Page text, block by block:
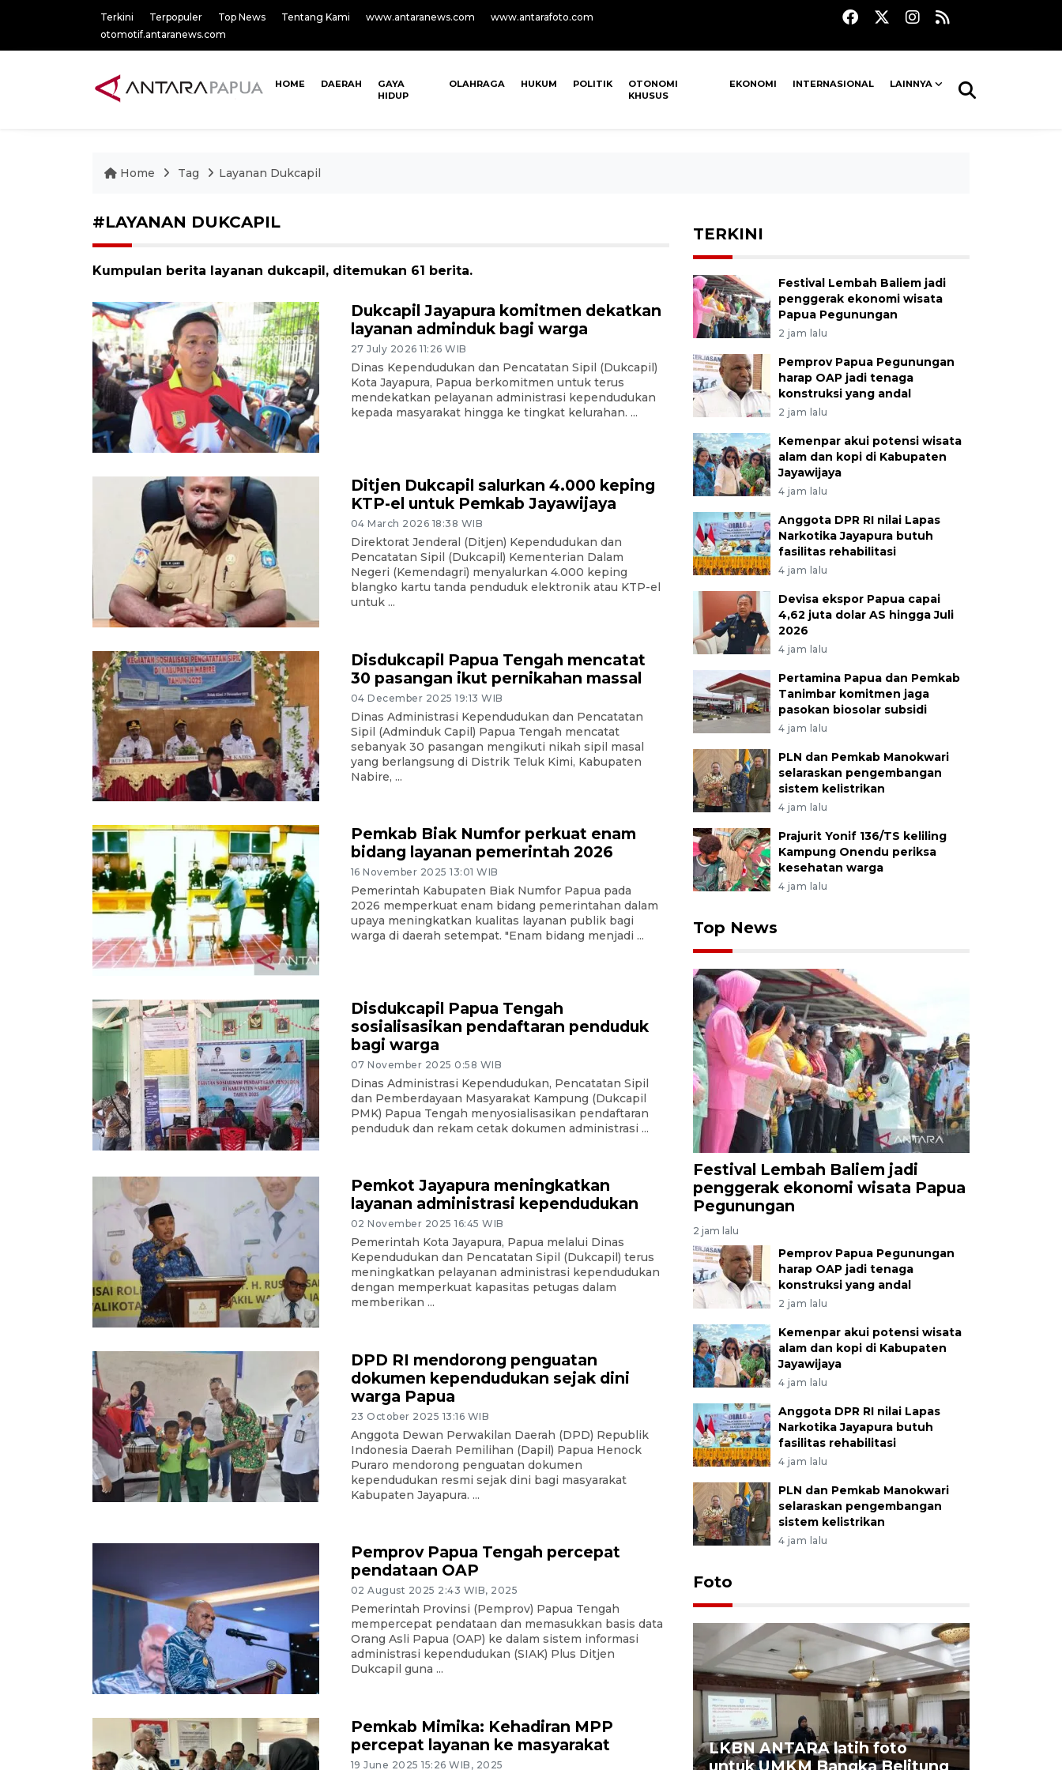
Terkini Terpopuler Top News Tentang Kami www.antaranews.com
www.antarafoto.com
otomotif.antaranews.com
HOME DAERAH
GAYA
HIDUP
OLAHRAGA HUKUM POLITIK
OTONOMI
KHUSUS
EKONOMI INTERNASIONAL LAINNYA
Home Tag Layanan Dukcapil
#LAYANAN DUKCAPIL
Kumpulan berita layanan dukcapil, ditemukan 61 berita.
Dukcapil Jayapura komitmen dekatkan
layanan adminduk bagi warga
27 July 2026 11:26 WIB
Dinas Kependudukan dan Pencatatan Sipil (Dukcapil)
Kota Jayapura, Papua berkomitmen untuk terus
mendekatkan pelayanan administrasi kependudukan
kepada masyarakat hingga ke tingkat kelurahan. ...
Ditjen Dukcapil salurkan 4.000 keping
KTP-el untuk Pemkab Jayawijaya
04 March 2026 18:38 WIB
Direktorat Jenderal (Ditjen) Kependudukan dan
Pencatatan Sipil (Dukcapil) Kementerian Dalam
Negeri (Kemendagri) menyalurkan 4.000 keping
blangko kartu tanda penduduk elektronik atau KTP-el
untuk ...
Disdukcapil Papua Tengah mencatat
30 pasangan ikut pernikahan massal
04 December 2025 19:13 WIB
Dinas Administrasi Kependudukan dan Pencatatan
Sipil (Adminduk Capil) Papua Tengah mencatat
sebanyak 30 pasangan mengikuti nikah sipil masal
yang berlangsung di Distrik Teluk Kimi, Kabupaten
Nabire, ...
Pemkab Biak Numfor perkuat enam
bidang layanan pemerintah 2026
16 November 2025 13:01 WIB
Pemerintah Kabupaten Biak Numfor Papua pada
2026 memperkuat enam bidang pemerintahan dalam
upaya meningkatkan kualitas layanan publik bagi
warga di daerah setempat. "Enam bidang menjadi ...
Disdukcapil Papua Tengah
sosialisasikan pendaftaran penduduk
bagi warga
07 November 2025 0:58 WIB
Dinas Administrasi Kependudukan, Pencatatan Sipil
dan Pemberdayaan Masyarakat Kampung (Dukcapil
PMK) Papua Tengah menyosialisasikan pendaftaran
penduduk dan rekam cetak dokumen administrasi ...
Pemkot Jayapura meningkatkan
layanan administrasi kependudukan
02 November 2025 16:45 WIB
Pemerintah Kota Jayapura, Papua melalui Dinas
Kependudukan dan Pencatatan Sipil (Dukcapil) terus
meningkatkan pelayanan administrasi kependudukan
dengan memperkuat kapasitas petugas dalam
memberikan ...
DPD RI mendorong penguatan
dokumen kependudukan sejak dini
warga Papua
23 October 2025 13:16 WIB
Anggota Dewan Perwakilan Daerah (DPD) Republik
Indonesia Daerah Pemilihan (Dapil) Papua Henock
Puraro mendorong penguatan dokumen
kependudukan resmi sejak dini bagi masyarakat
Kabupaten Jayapura. ...
Pemprov Papua Tengah percepat
pendataan OAP
02 August 2025 2:43 WIB, 2025
Pemerintah Provinsi (Pemprov) Papua Tengah
mempercepat pendataan dan memasukkan basis data
Orang Asli Papua (OAP) ke dalam sistem informasi
administrasi kependudukan (SIAK) Plus Ditjen
Dukcapil guna ...
Pemkab Mimika: Kehadiran MPP
percepat layanan ke masyarakat
19 June 2025 15:26 WIB, 2025
TERKINI
Festival Lembah Baliem jadi
penggerak ekonomi wisata
Papua Pegunungan
2 jam lalu
Pemprov Papua Pegunungan
harap OAP jadi tenaga
konstruksi yang andal
2 jam lalu
Kemenpar akui potensi wisata
alam dan kopi di Kabupaten
Jayawijaya
4 jam lalu
Anggota DPR RI nilai Lapas
Narkotika Jayapura butuh
fasilitas rehabilitasi
4 jam lalu
Devisa ekspor Papua capai
4,62 juta dolar AS hingga Juli
2026
4 jam lalu
Pertamina Papua dan Pemkab
Tanimbar komitmen jaga
pasokan biosolar subsidi
4 jam lalu
PLN dan Pemkab Manokwari
selaraskan pengembangan
sistem kelistrikan
4 jam lalu
Prajurit Yonif 136/TS keliling
Kampung Onendu periksa
kesehatan warga
4 jam lalu
Top News
Festival Lembah Baliem jadi
penggerak ekonomi wisata Papua
Pegunungan
2 jam lalu
Pemprov Papua Pegunungan
harap OAP jadi tenaga
konstruksi yang andal
2 jam lalu
Kemenpar akui potensi wisata
alam dan kopi di Kabupaten
Jayawijaya
4 jam lalu
Anggota DPR RI nilai Lapas
Narkotika Jayapura butuh
fasilitas rehabilitasi
4 jam lalu
PLN dan Pemkab Manokwari
selaraskan pengembangan
sistem kelistrikan
4 jam lalu
Foto
Antara Biro Papua
bersilahturahmi dengan
LKBN ANTARA latih foto